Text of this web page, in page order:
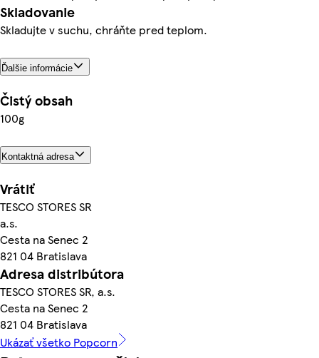
Skladovanie
Skladujte v suchu, chráňte pred teplom.
Ďalšie informácie
Čistý obsah
100g
Kontaktná adresa
Vrátiť
TESCO STORES SR
a.s.
Cesta na Senec 2
821 04 Bratislava
Adresa distribútora
TESCO STORES SR, a.s.
Cesta na Senec 2
821 04 Bratislava
Ukázať všetko Popcorn